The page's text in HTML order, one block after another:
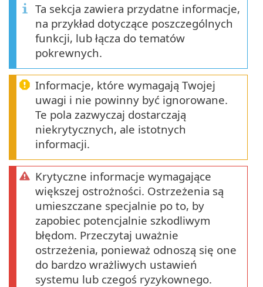
Ta sekcja zawiera przydatne informacje,
na przykład dotyczące poszczególnych
funkcji, lub łącza do tematów
pokrewnych.
Informacje, które wymagają Twojej
uwagi i nie powinny być ignorowane.
Te pola zazwyczaj dostarczają
niekrytycznych, ale istotnych
informacji.
Krytyczne informacje wymagające
większej ostrożności. Ostrzeżenia są
umieszczane specjalnie po to, by
zapobiec potencjalnie szkodliwym
błędom. Przeczytaj uważnie
ostrzeżenia, ponieważ odnoszą się one
do bardzo wrażliwych ustawień
systemu lub czegoś ryzykownego.